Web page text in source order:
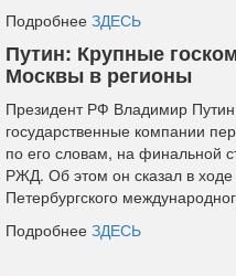
Подробнее ЗДЕСЬ
Путин: Крупные
Москвы в регионы
Президент РФ Владимир Путин
государственные компании
по его словам, на финальной
РЖД. Об этом он сказал в ходе
Петербургского
Подробнее ЗДЕСЬ